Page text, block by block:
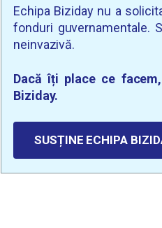
Echipa Biziday nu a
fonduri guvernamentale.
neinvazivă.
Dacă îți place ce
Biziday.
SUSȚINE ECHIPA